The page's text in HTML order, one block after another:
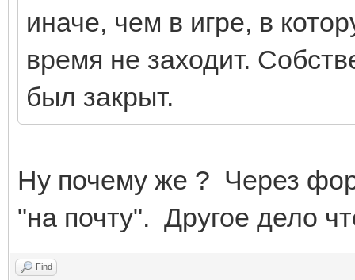
иначе, чем в игре, в
время не заходит.
был закрыт.
Ну почему же ? Через
"на почту". Другое дело
Find